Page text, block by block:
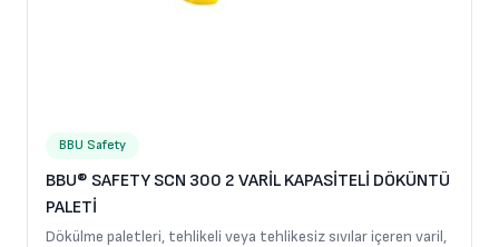
BBU Safety
BBU® SAFETY SCN 300 2 VARİL KAPASİTELİ DÖKÜNTÜ
PALETİ
Dökülme paletleri, tehlikeli veya tehlikesiz sıvılar içeren varil,